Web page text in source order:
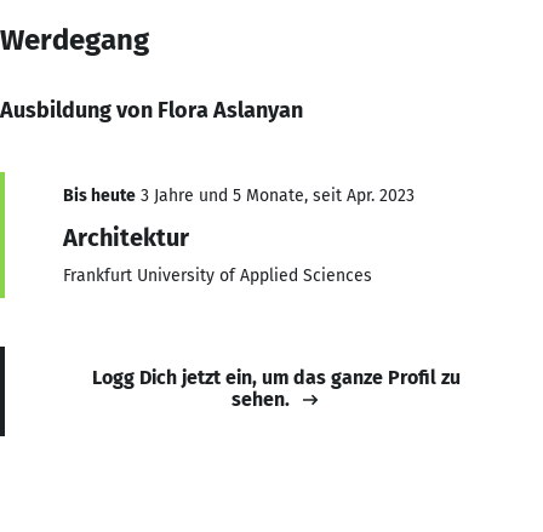
Werdegang
Ausbildung von Flora Aslanyan
Bis heute 3 Jahre und 5 Monate, seit Apr. 2023
Architektur
Frankfurt University of Applied Sciences
Logg Dich jetzt ein, um das ganze Profil zu
sehen.